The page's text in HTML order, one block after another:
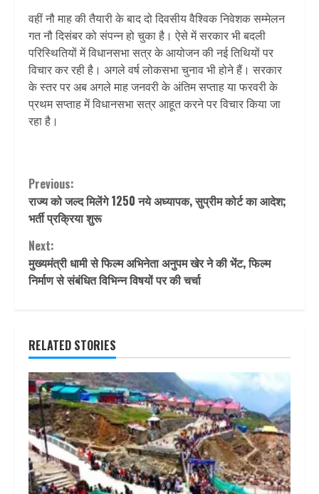
वहीं नौ माह की तैयारी के बाद दो दिवसीय वैश्विक निवेशक सम्मेलन
गत नौ दिसंबर को संपन्न हो चुका है। ऐसे में सरकार भी बदली
परिस्थितियों में विधानसभा सत्र के आयोजन की नई तिथियों पर
विचार कर रही है। अगले वर्ष लोकसभा चुनाव भी होने हैं। सरकार
के स्तर पर अब अगले माह जनवरी के अंतिम सप्ताह या फरवरी के
प्रथम सप्ताह में विधानसभा सत्र आहूत करने पर विचार किया जा
रहा है।
Continue
Reading
Previous:
राज्य को जल्द मिलेंगे 1250 नये अध्यापक, सुप्रीम कोर्ट का आदेश;
भर्ती प्रक्रिया शुरू
Next:
मुख्यमंत्री धामी से फिल्म अभिनेता अनुपम खेर ने की भेंट, फिल्म
निर्माण से संबंधित विभिन्न विषयों पर की चर्चा
RELATED STORIES